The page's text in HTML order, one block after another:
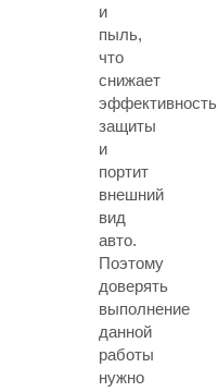
и
пыль,
что
снижает
эффективность
защиты
и
портит
внешний
вид
авто.
Поэтому
доверять
выполнение
данной
работы
нужно